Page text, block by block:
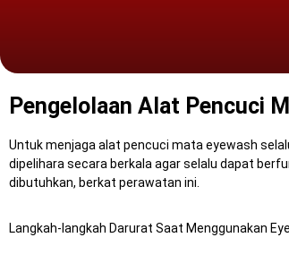
Pengelolaan Alat Pencuci
Untuk menjaga alat pencuci mata eyewash
dipelihara secara berkala agar selalu dapat
dibutuhkan, berkat perawatan ini.
Langkah-langkah Darurat Saat Menggunakan